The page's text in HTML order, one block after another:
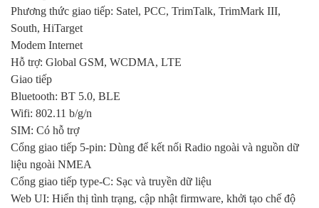
Phương thức giao tiếp: Satel, PCC, TrimTalk, TrimMark III,
South, HiTarget
Modem Internet
Hỗ trợ: Global GSM, WCDMA, LTE
Giao tiếp
Bluetooth: BT 5.0, BLE
Wifi: 802.11 b/g/n
SIM: Có hỗ trợ
Cổng giao tiếp 5-pin: Dùng để kết nối Radio ngoài và nguồn dữ
liệu ngoài NMEA
Cổng giao tiếp type-C: Sạc và truyền dữ liệu
Web UI: Hiển thị tình trạng, cập nhật firmware, khởi tạo chế độ